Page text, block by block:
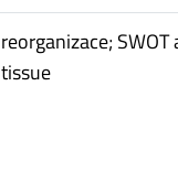
reorganizace;
tissue